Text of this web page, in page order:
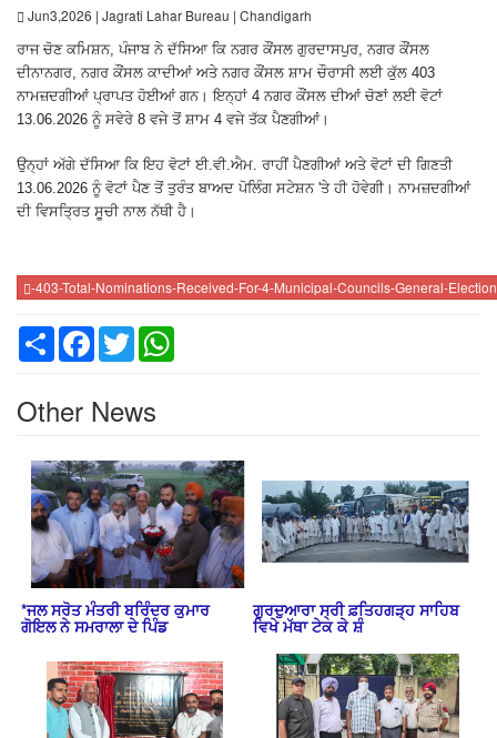
Jun3,2026 | Jagrati Lahar Bureau | Chandigarh
ਰਾਜ ਚੋਣ ਕਮਿਸ਼ਨ, ਪੰਜਾਬ ਨੇ ਦੱਸਿਆ ਕਿ ਨਗਰ ਕੌਂਸਲ ਗੁਰਦਾਸਪੁਰ, ਨਗਰ ਕੌਂਸਲ
ਦੀਨਾਨਗਰ, ਨਗਰ ਕੌਂਸਲ ਕਾਦੀਆਂ ਅਤੇ ਨਗਰ ਕੌਂਸਲ ਸ਼ਾਮ ਚੌਰਾਸੀ ਲਈ ਕੁੱਲ 403
ਨਾਮਜ਼ਦਗੀਆਂ ਪ੍ਰਾਪਤ ਹੋਈਆਂ ਗਨ। ਇਨ੍ਹਾਂ 4 ਨਗਰ ਕੌਂਸਲ ਦੀਆਂ ਚੋਣਾਂ ਲਈ ਵੋਟਾਂ
13.06.2026 ਨੂੰ ਸਵੇਰੇ 8 ਵਜੇ ਤੋਂ ਸ਼ਾਮ 4 ਵਜੇ ਤੱਕ ਪੈਣਗੀਆਂ।
ਉਨ੍ਹਾਂ ਅੱਗੇ ਦੱਸਿਆ ਕਿ ਇਹ ਵੋਟਾਂ ਈ.ਵੀ.ਐਮ. ਰਾਹੀਂ ਪੈਣਗੀਆਂ ਅਤੇ ਵੋਟਾਂ ਦੀ ਗਿਣਤੀ
13.06.2026 ਨੂੰ ਵੋਟਾਂ ਪੈਣ ਤੋਂ ਤੁਰੰਤ ਬਾਅਦ ਪੋਲਿੰਗ ਸਟੇਸ਼ਨ 'ਤੇ ਹੀ ਹੋਵੇਗੀ। ਨਾਮਜ਼ਦਗੀਆਂ
ਦੀ ਵਿਸਤ੍ਰਿਤ ਸੂਚੀ ਨਾਲ ਨੱਥੀ ਹੈ।
-403-Total-Nominations-Received-For-4-Municipal-Councils-General-
Share Facebook
Twitter
Other News
*ਜਲ ਸਰੋਤ ਮੰਤਰੀ ਬਰਿੰਦਰ ਕੁਮਾਰ
ਗੋਇਲ ਨੇ ਸਮਰਾਲਾ ਦੇ ਪਿੰਡ
ਗੁਰਦੁਆਰਾ ਸ੍ਰੀ ਫ਼ਤਿਹਗੜ੍ਹ ਸਾਹਿਬ
ਵਿਖੇ ਮੱਥਾ ਟੇਕ ਕੇ ਸ਼ੰ